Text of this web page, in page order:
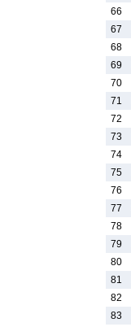
66
67
68
69
70
71
72
73
74
75
76
77
78
79
80
81
82
83